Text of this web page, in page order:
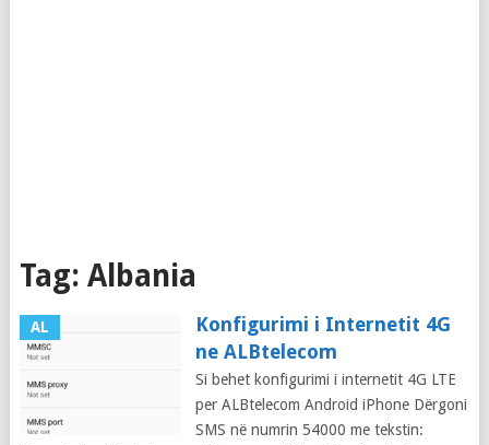
Tag: Albania
AL
Konfigurimi i Internetit 4G
ne ALBtelecom
Si behet konfigurimi i internetit 4G LTE
per ALBtelecom Android iPhone Dërgoni
SMS në numrin 54000 me tekstin: